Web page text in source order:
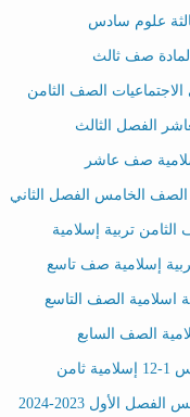
علوم سادس
صف ثالث
الصف الثامن
الفصل الثالث
صف عاشر
الخامس الفصل الثاني
تربية إسلامية
إسلامية صف تاسع
الصف السابع
الأول 2023-2024